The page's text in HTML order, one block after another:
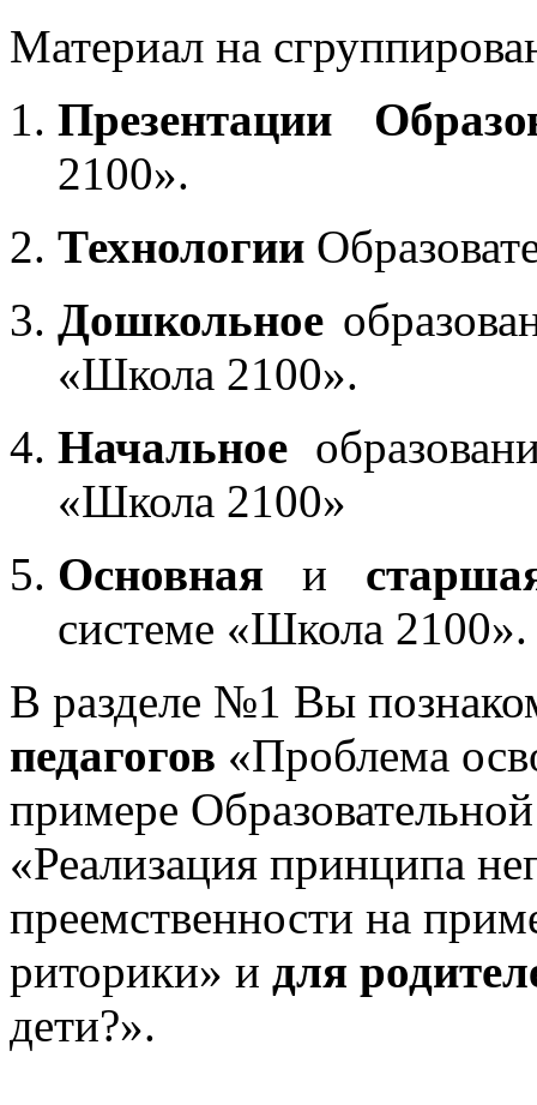
Материал на
Презентации
2100».
Технологии
Дошкольное
«Школа 2100».
Начальное
«Школа 2100»
Основная и
системе «Школа 2100».
В разделе №1 Вы
педагогов «Проблема
примере
«Реализация принципа
преемственности на
риторики» и для
дети?».